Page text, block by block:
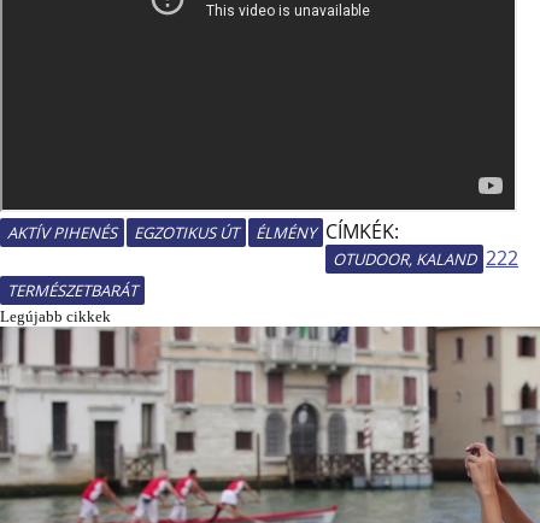
CÍMKÉK:
AKTÍV PIHENÉS EGZOTIKUS ÚT
ÉLMÉNY
OTUDOOR, KALAND
TERMÉSZETBARÁT
Legújabb cikkek
222